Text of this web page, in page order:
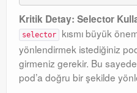
Kritik Detay: Selector
selector kısmı büyük
yönlendirmek istediğiniz
girmeniz gerekir. Bu
pod’a doğru bir şekilde